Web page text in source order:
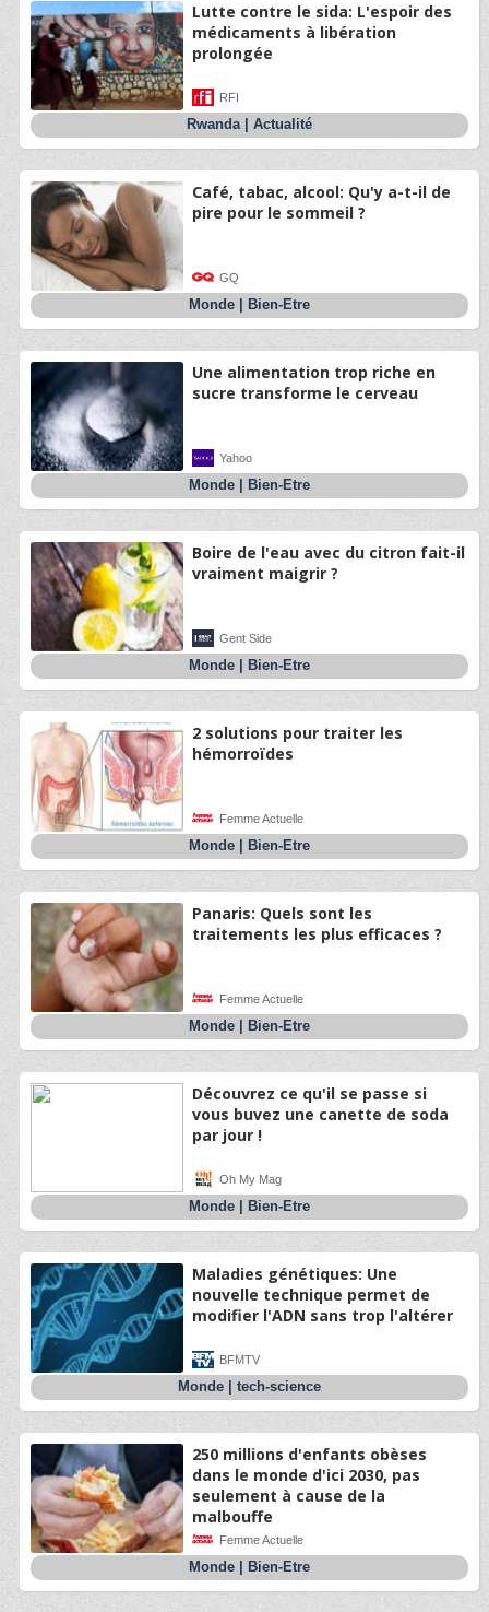
Lutte contre le sida: L'espoir des
médicaments à libération
prolongée
RFI
Rwanda| Actualité
Café, tabac, alcool: Qu'y a-t-il de
pire pour le sommeil ?
GQ
Monde| Bien-Etre
Une alimentation trop riche en
sucre transforme le cerveau
Yahoo
Monde| Bien-Etre
Boire de l'eau avec du citron fait-il
vraiment maigrir ?
Gent Side
Monde| Bien-Etre
2 solutions pour traiter les
hémorroïdes
Femme Actuelle
Monde| Bien-Etre
Panaris: Quels sont les
traitements les plus efficaces ?
Femme Actuelle
Monde| Bien-Etre
Découvrez ce qu'il se passe si
vous buvez une canette de soda
par jour !
Oh My Mag
Monde| Bien-Etre
Maladies génétiques: Une
nouvelle technique permet de
modifier l'ADN sans trop l'altérer
BFMTV
Monde| tech-science
250 millions d'enfants obèses
dans le monde d'ici 2030, pas
seulement à cause de la
malbouffe
Femme Actuelle
Monde| Bien-Etre